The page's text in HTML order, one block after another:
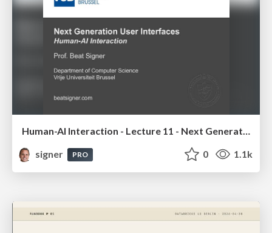
Human-AI Interaction - Lecture 11 - Next Generation User Interfaces (4018166FNR)
signer
PRO 0 1.1k